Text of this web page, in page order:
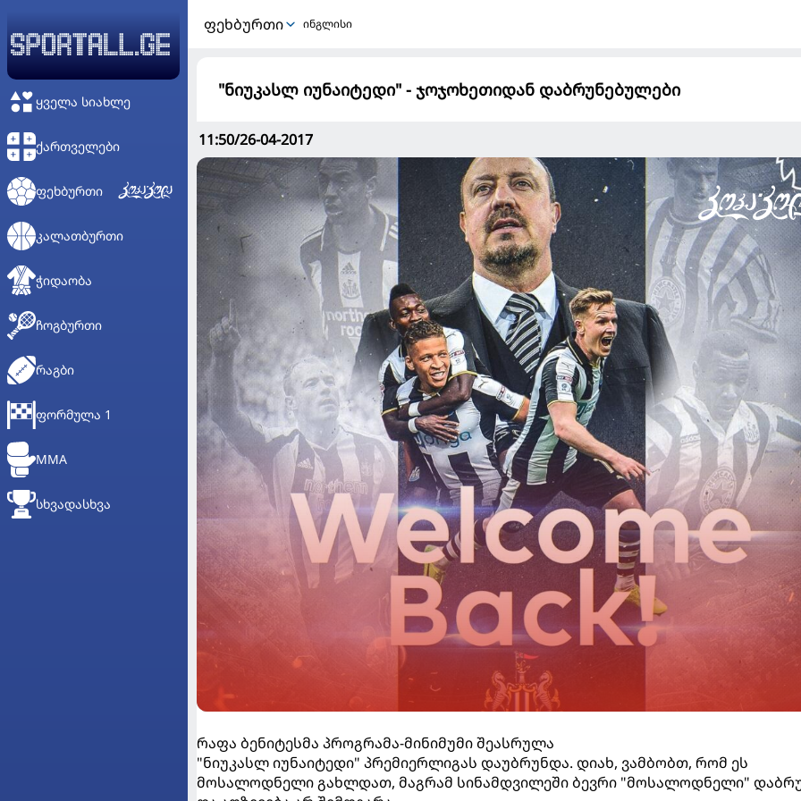
ᲧᲕᲔᲚᲐ ᲡᲘᲐᲮᲚᲔ
ᲥᲐᲠᲗᲕᲔᲚᲔᲑᲘ
ᲤᲔᲮᲑᲣᲠᲗᲘ
ᲙᲐᲚᲐᲗᲑᲣᲠᲗᲘ
ᲭᲘᲓᲐᲝᲑᲐ
ᲩᲝᲒᲑᲣᲠᲗᲘ
ᲠᲐᲒᲑᲘ
ᲤᲝᲠᲛᲣᲚᲐ 1
MMA
ᲡᲮᲕᲐᲓᲐᲡᲮᲕᲐ
ᲤᲔᲮᲑᲣᲠᲗᲘ ინგლისი
"ნიუკასლ იუნაიტედი" - ჯოჯოხეთიდან დაბრუნებულები
11:50/26-04-2017
რაფა ბენიტესმა პროგრამა-მინიმუმი შეასრულა
"ნიუკასლ იუნაიტედი" პრემიერლიგას დაუბრუნდა. დიახ, ვამბობთ, რომ ეს
მოსალოდნელი გახლდათ, მაგრამ სინამდვილეში ბევრი "მოსალოდნელი"